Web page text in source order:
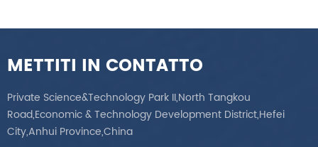
METTITI IN CONTATTO
Private Science&Technology Park II,North Tangkou
Road,Economic & Technology Development District,Hefei
City,Anhui Province,China